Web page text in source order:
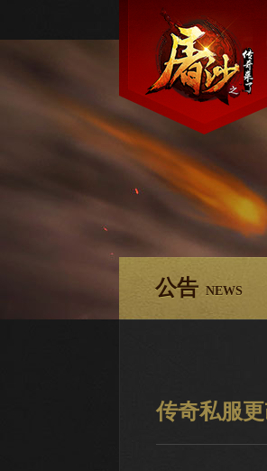
公告 NEWS
传奇私服